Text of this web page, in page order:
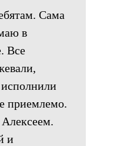
Сама
в
Все
исполнили
приемлемо.
и